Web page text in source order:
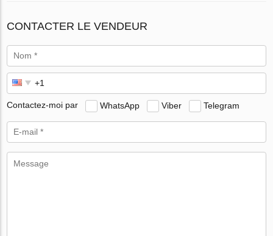
CONTACTER LE VENDEUR
Contactez-moi par WhatsApp Viber Telegram